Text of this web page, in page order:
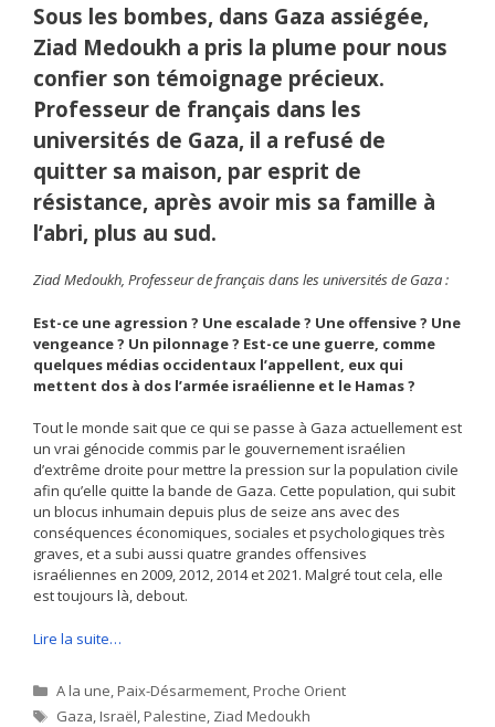
Sous les bombes, dans Gaza assiégée,
Ziad Medoukh a pris la plume pour nous
confier son témoignage précieux.
Professeur de français dans les
universités de Gaza, il a refusé de
quitter sa maison, par esprit de
résistance, après avoir mis sa famille à
l’abri, plus au sud.
Ziad Medoukh, Professeur de français dans les universités de Gaza :
Est-ce une agression ? Une escalade ? Une offensive ? Une
vengeance ? Un pilonnage ? Est-ce une guerre, comme
quelques médias occidentaux l’appellent, eux qui
mettent dos à dos l’armée israélienne et le Hamas ?
Tout le monde sait que ce qui se passe à Gaza actuellement est
un vrai génocide commis par le gouvernement israélien
d’extrême droite pour mettre la pression sur la population civile
afin qu’elle quitte la bande de Gaza. Cette population, qui subit
un blocus inhumain depuis plus de seize ans avec des
conséquences économiques, sociales et psychologiques très
graves, et a subi aussi quatre grandes offensives
israéliennes en 2009, 2012, 2014 et 2021. Malgré tout cela, elle
est toujours là, debout.
Lire la suite…
Catégories
A la une,Paix-Désarmement,Proche Orient
Étiquettes
Gaza,Israël,Palestine, Ziad Medoukh